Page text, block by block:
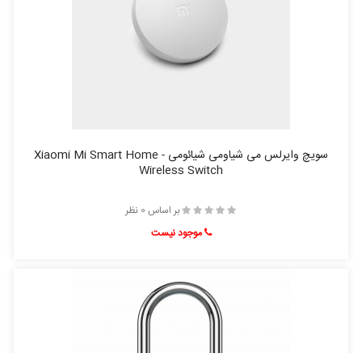
سویچ وایرلس می شیاومی شیائومی - Xiaomi Mi Smart Home
Wireless Switch
بر اساس 0 نظر
موجود نیست